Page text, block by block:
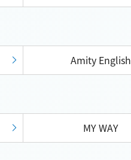
Amity English
MY WAY